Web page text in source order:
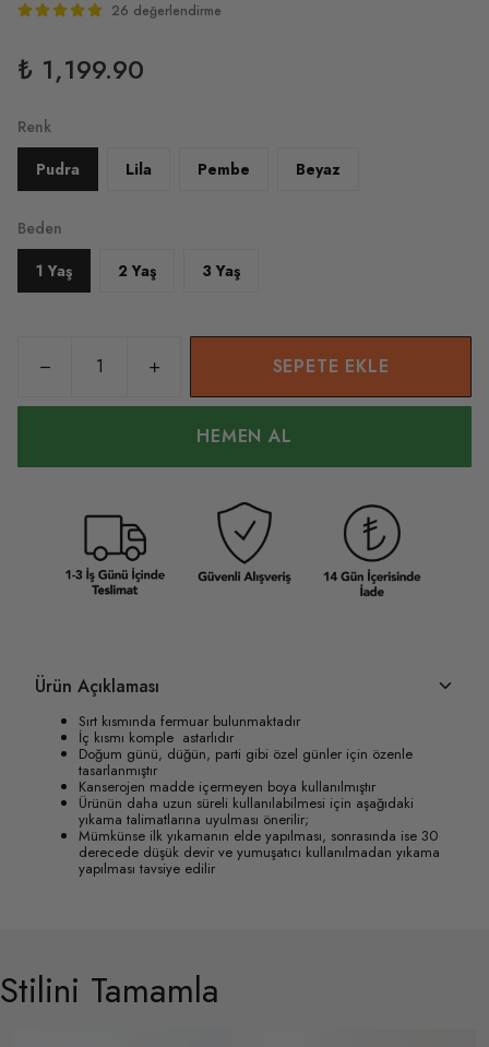
26 değerlendirme
₺ 1,199.90
Renk
Pudra
Lila Pembe Beyaz
Beden
1 Yaş
2 Yaş 3 Yaş
SEPETE EKLE
HEMEN AL
Ürün Açıklaması
Sırt kısmında fermuar bulunmaktadır
İç kısmı komple astarlıdır
Doğum günü, düğün, parti gibi özel günler için özenle
tasarlanmıştır
Kanserojen madde içermeyen boya kullanılmıştır
Ürünün daha uzun süreli kullanılabilmesi için aşağıdaki
yıkama talimatlarına uyulması önerilir;
Mümkünse ilk yıkamanın elde yapılması, sonrasında ise 30
derecede düşük devir ve yumuşatıcı kullanılmadan yıkama
yapılması tavsiye edilir
Stilini Tamamla